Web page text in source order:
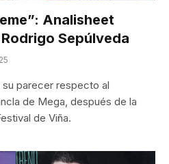
Analisheet
Sepúlveda
su parecer respecto al
de Mega, después de la
de Viña.